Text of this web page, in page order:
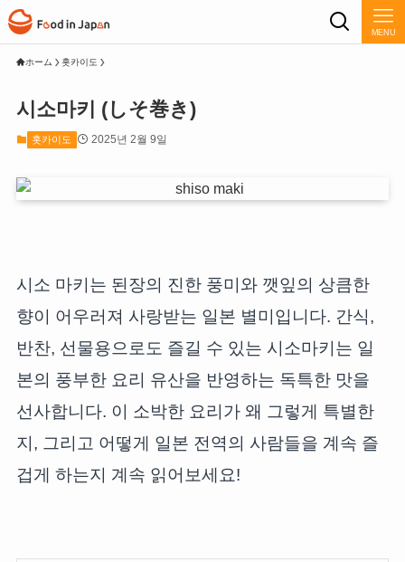
MENU
ホーム 홋카이도
시소마키 (しそ巻き)
홋카이도 2025년 2월 9일
시소 마키는 된장의 진한 풍미와 깻잎의 상큼한
향이 어우러져 사랑받는 일본 별미입니다. 간식,
반찬, 선물용으로도 즐길 수 있는 시소마키는 일
본의 풍부한 요리 유산을 반영하는 독특한 맛을
선사합니다. 이 소박한 요리가 왜 그렇게 특별한
지, 그리고 어떻게 일본 전역의 사람들을 계속 즐
겁게 하는지 계속 읽어보세요!